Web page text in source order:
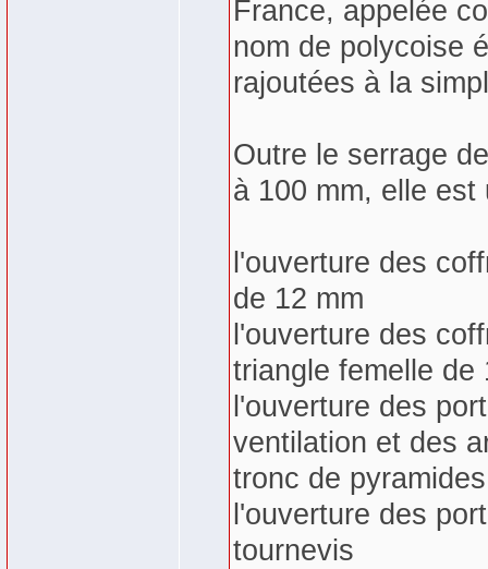
France, appelée
nom de polycoise
rajoutées à la
Outre le serrage
à 100 mm, elle
l'ouverture des
de 12 mm
l'ouverture des
triangle femelle de
l'ouverture des
ventilation et des
tronc de
l'ouverture des
tournevis